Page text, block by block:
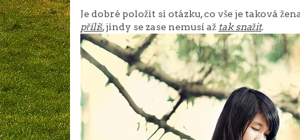
Je dobré položit si otázku, co vše je taková
příliš, jindy se zase nemusí až tak snažit.